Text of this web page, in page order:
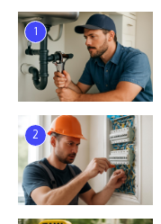
1
2